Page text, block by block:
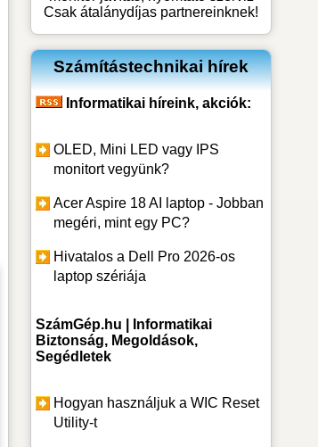
Csak átalánydíjas partnereinknek!
Számítástechnikai hírek
Informatikai híreink, akciók:
OLED, Mini LED vagy IPS
monitort vegyünk?
Acer Aspire 18 AI laptop - Jobban
megéri, mint egy PC?
Hivatalos a Dell Pro 2026-os
laptop szériája
SzámGép.hu | Informatikai
Biztonság, Megoldások,
Segédletek
Hogyan használjuk a WIC Reset
Utility-t